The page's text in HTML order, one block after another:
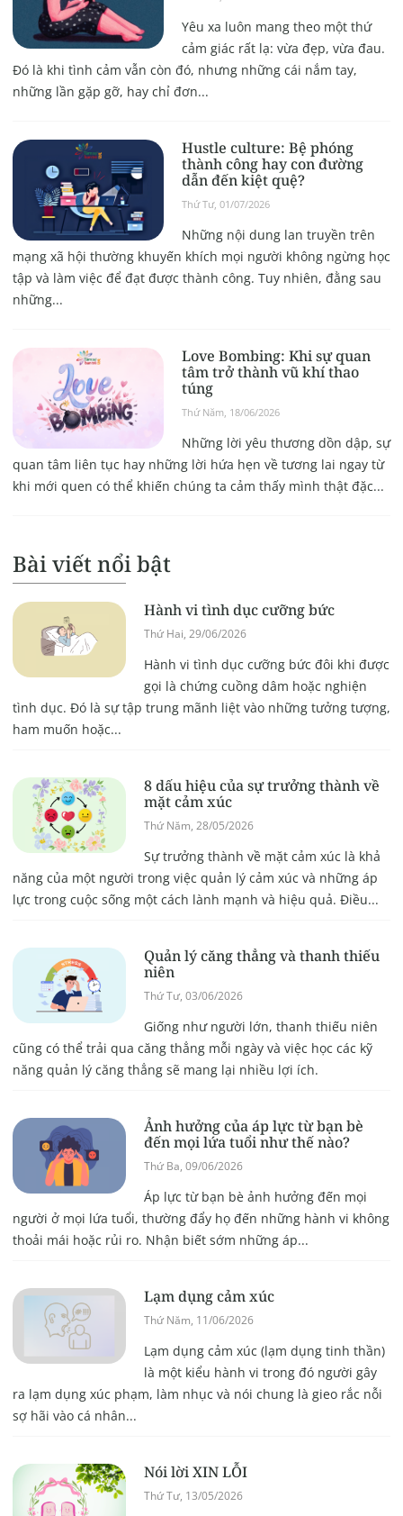
Yêu xa luôn mang theo một thứ
cảm giác rất lạ: vừa đẹp, vừa đau.
Đó là khi tình cảm vẫn còn đó, nhưng những cái nắm tay,
những lần gặp gỡ, hay chỉ đơn...
Hustle culture: Bệ phóng
thành công hay con đường
dẫn đến kiệt quệ?
Thứ Tư, 01/07/2026
Những nội dung lan truyền trên
mạng xã hội thường khuyến khích mọi người không ngừng học
tập và làm việc để đạt được thành công. Tuy nhiên, đằng sau
những...
Love Bombing: Khi sự quan
tâm trở thành vũ khí thao
túng
Thứ Năm, 18/06/2026
Những lời yêu thương dồn dập, sự
quan tâm liên tục hay những lời hứa hẹn về tương lai ngay từ
khi mới quen có thể khiến chúng ta cảm thấy mình thật đặc...
Bài viết nổi bật
Hành vi tình dục cưỡng bức
Thứ Hai, 29/06/2026
Hành vi tình dục cưỡng bức đôi khi được
gọi là chứng cuồng dâm hoặc nghiện
tình dục. Đó là sự tập trung mãnh liệt vào những tưởng tượng,
ham muốn hoặc...
8 dấu hiệu của sự trưởng thành về
mặt cảm xúc
Thứ Năm, 28/05/2026
Sự trưởng thành về mặt cảm xúc là khả
năng của một người trong việc quản lý cảm xúc và những áp
lực trong cuộc sống một cách lành mạnh và hiệu quả. Điều...
Quản lý căng thẳng và thanh thiếu
niên
Thứ Tư, 03/06/2026
Giống như người lớn, thanh thiếu niên
cũng có thể trải qua căng thẳng mỗi ngày và việc học các kỹ
năng quản lý căng thẳng sẽ mang lại nhiều lợi ích.
Ảnh hưởng của áp lực từ bạn bè
đến mọi lứa tuổi như thế nào?
Thứ Ba, 09/06/2026
Áp lực từ bạn bè ảnh hưởng đến mọi
người ở mọi lứa tuổi, thường đẩy họ đến những hành vi không
thoải mái hoặc rủi ro. Nhận biết sớm những áp...
Lạm dụng cảm xúc
Thứ Năm, 11/06/2026
Lạm dụng cảm xúc (lạm dụng tinh thần)
là một kiểu hành vi trong đó người gây
ra lạm dụng xúc phạm, làm nhục và nói chung là gieo rắc nỗi
sợ hãi vào cá nhân...
Nói lời XIN LỖI
Thứ Tư, 13/05/2026